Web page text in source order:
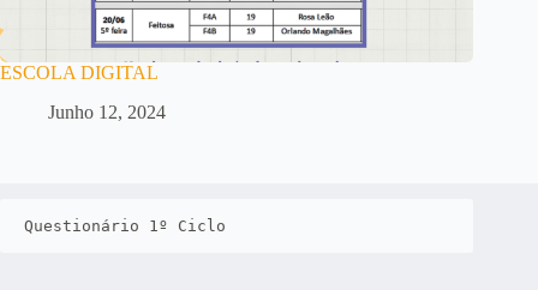
ESCOLA DIGITAL
Junho 12, 2024
Questionário 1º Ciclo